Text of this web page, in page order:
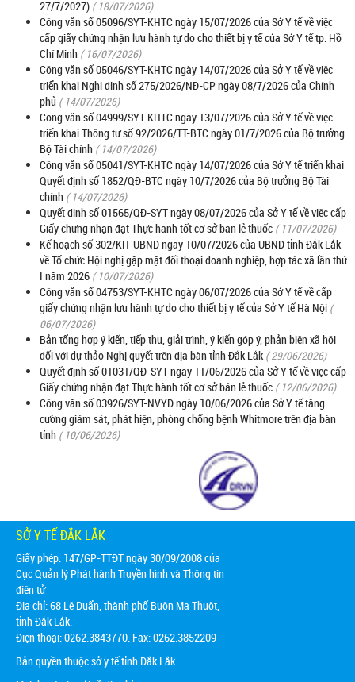
27/7/2027) ( 18/07/2026)
Công văn số 05096/SYT-KHTC ngày 15/07/2026 của Sở Y tế về việc
cấp giấy chứng nhận lưu hành tự do cho thiết bị y tế của Sở Y tế tp. Hồ
Chí Minh ( 16/07/2026)
Công văn số 05046/SYT-KHTC ngày 14/07/2026 của Sở Y tế về việc
triển khai Nghị định số 275/2026/NĐ-CP ngày 08/7/2026 của Chính
phủ ( 14/07/2026)
Công văn số 04999/SYT-KHTC ngày 13/07/2026 của Sở Y tế về việc
triển khai Thông tư số 92/2026/TT-BTC ngày 01/7/2026 của Bộ trưởng
Bộ Tài chính ( 14/07/2026)
Công văn số 05041/SYT-KHTC ngày 14/07/2026 của Sở Y tế triển khai
Quyết định số 1852/QĐ-BTC ngày 10/7/2026 của Bộ trưởng Bộ Tài
chính ( 14/07/2026)
Quyết định số 01565/QĐ-SYT ngày 08/07/2026 của Sở Y tế về việc cấp
Giấy chứng nhận đạt Thực hành tốt cơ sở bán lẻ thuốc ( 11/07/2026)
Kế hoạch số 302/KH-UBND ngày 10/07/2026 của UBND tỉnh Đắk Lắk
về Tổ chức Hội nghị gặp mặt đối thoại doanh nghiệp, hợp tác xã lần thứ
I năm 2026 ( 10/07/2026)
Công văn số 04753/SYT-KHTC ngày 06/07/2026 của Sở Y tế về cấp
giấy chứng nhận lưu hành tự do cho thiết bị y tế của Sở Y tế Hà Nội (
06/07/2026)
Bản tổng hợp ý kiến, tiếp thu, giải trình, ý kiến góp ý, phản biện xã hội
đối với dự thảo Nghị quyết trên địa bàn tỉnh Đắk Lắk ( 29/06/2026)
Quyết định số 01031/QĐ-SYT ngày 11/06/2026 của Sở Y tế về việc cấp
Giấy chứng nhận đạt Thực hành tốt cơ sở bán lẻ thuốc ( 12/06/2026)
Công văn số 03926/SYT-NVYD ngày 10/06/2026 của Sở Y tế tăng
cường giám sát, phát hiện, phòng chống bệnh Whitmore trên địa bàn
tỉnh ( 10/06/2026)
SỞ Y TẾ ĐẮK LẮK
Giấy phép: 147/GP-TTĐT ngày 30/09/2008 của
Cục Quản lý Phát hành Truyền hình và Thông tin
điện tử
Địa chỉ:68 Lê Duẩn, thành phố Buôn Ma Thuột,
tỉnh Đắk Lắk.
Điện thoại: 0262.3843770. Fax: 0262.3852209
Bản quyền thuộc sở y tế tỉnh Đắk Lắk.